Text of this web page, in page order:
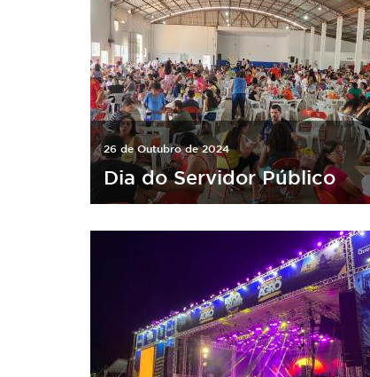
26 de Outubro de 2024
Dia do Servidor Público